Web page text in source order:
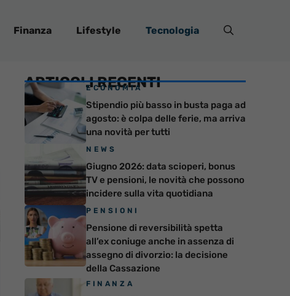
Finanza Lifestyle Tecnologia
ARTICOLI RECENTI
ECONOMIA
Stipendio più basso in busta paga ad
agosto: è colpa delle ferie, ma arriva
una novità per tutti
NEWS
Giugno 2026: data scioperi, bonus
TV e pensioni, le novità che possono
incidere sulla vita quotidiana
PENSIONI
Pensione di reversibilità spetta
all’ex coniuge anche in assenza di
assegno di divorzio: la decisione
della Cassazione
FINANZA